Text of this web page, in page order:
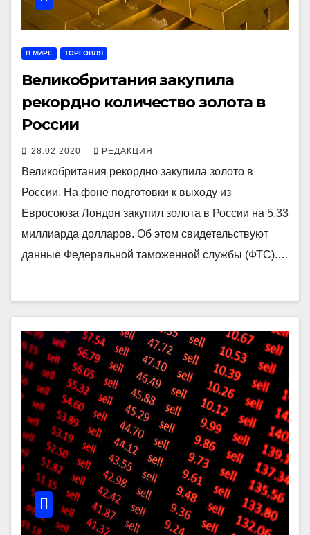
В МИРЕ ТОРГОВЛЯ
Великобритания закупила
рекордно количество золота в
России
28.02.2020 РЕДАКЦИЯ
Великобритания рекордно закупила золото в
России. На фоне подготовки к выходу из
Евросоюза Лондон закупил золота в России на 5,33
миллиарда долларов. Об этом свидетельствуют
данные Федеральной таможенной службы (ФТС).…